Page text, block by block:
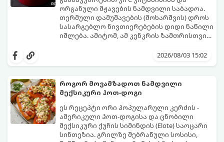
ორგანული მჟავების ნამდვილი საბადოა.
თერმული დამუშავების (მოხარშვის) დროს
სასარგებლო ნივთიერებების დიდი ნაწილი
იშლება. ამიტომ, ამ კენკრის ზამთრისთვის
მომზადებაა - მოხარშვის გარეშე.
ბუნებრივ, კაშკაშა გემოს, არომატს და
2026/08/03 15:02
როგორ მოვამზადოთ ნამდვილი
მექსიკური ჰოთ-დოგი
ეს რეცეპტი ორი პოპულარული კერძის -
ამერიკული ჰოთ-დოგისა და ცნობილი
მექსიკური ქუჩის სიმინდის (Elote) საოცარი
სინთეზია. გრილზე შებრაწული სოსისი,